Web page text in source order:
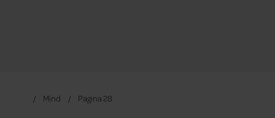
Mind Pagina 28